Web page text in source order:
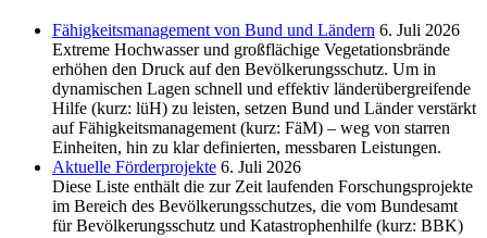
Fähigkeitsmanagement von Bund und Ländern 6. Juli 2026
Extreme Hochwasser und großflächige Vegetationsbrände
erhöhen den Druck auf den Bevölkerungsschutz. Um in
dynamischen Lagen schnell und effektiv länderübergreifende
Hilfe (kurz: lüH) zu leisten, setzen Bund und Länder verstärkt
auf Fähigkeitsmanagement (kurz: FäM) – weg von starren
Einheiten, hin zu klar definierten, messbaren Leistungen.
Aktuelle Förderprojekte 6. Juli 2026
Diese Liste enthält die zur Zeit laufenden Forschungsprojekte
im Bereich des Be­völkerungs­schutzes, die vom Bundesamt
für Bevölkerungsschutz und Katastrophenhilfe (kurz: BBK)